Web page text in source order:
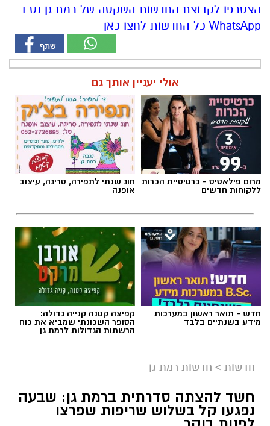
הצטרפו לקבוצת החדשות השקטה של רמת גן נט ב-
WhatsApp כל החדשות לחצו כאן
אולי יעניין אותך גם
מרום פילאטיס - כרטיסיית הכרות
ללקוחות חדשים
חוג שנתי לתפירה, סריגה, עיצוב
אופנה
חדש - תואר ראשון במערכות
מידע בשנתיים בלבד
קפיצה קטנה קנייה גדולה:
הסופר השכונתי שמביא את כוח
הרשתות הגדולות לרמת גן
חדשות > חדשות רמת גן
חשד להצתה סדרתית ברמת גן: שבעה
נפגעו קל בשלוש שריפות שפרצו